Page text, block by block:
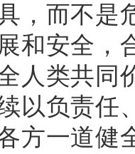
，而不是
和安全，
人类共同
以负责任
方一道健